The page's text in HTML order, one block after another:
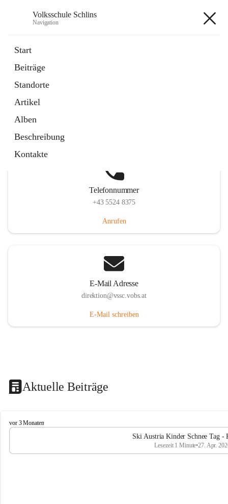
Volksschule Schlins
Navigation
Start
Beiträge
Standorte
Artikel
Alben
Beschreibung
Kontakte
Telefonnummer
+43 5524 8375
Anrufen
E-Mail Adresse
direktion@vssc.vobs.at
E-Mail schreiben
Aktuelle Beiträge
V
o
k
vor 3 Monaten
Ski Austria Kinder Schnee Tag -
Lesezeit 1 Minute•27. Apr.